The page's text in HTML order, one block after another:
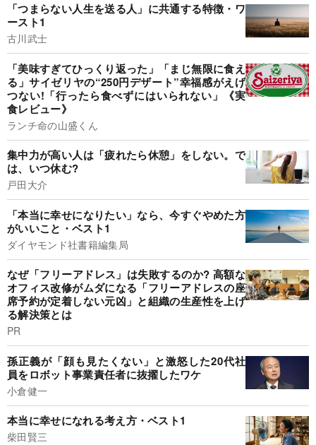
「つまらない人生を送る人」に共通する特徴・ワ
ースト1
古川武士
「美味すぎてひっくり返った」「まじ無限に食え
る」サイゼリヤの“250円デザート”幸福感がえげ
つない!「行ったら食べずにはいられない」《実
食レビュー》
ランチ命の山盛くん
集中力が高い人は「疲れたら休憩」をしない。で
は、いつ休む?
戸田大介
「本当に幸せになりたい」なら、今すぐやめた方
がいいこと・ベスト1
ダイヤモンド社書籍編集局
なぜ「フリーアドレス」は失敗するのか? 高額な
オフィス改修がムダになる「フリーアドレスの座
席予約が定着しない元凶」と組織の生産性を上げ
る解決策とは
PR
孫正義が「顔も見たくない」と激怒した20代社
員をロボット事業責任者に抜擢したワケ
小倉健一
本当に幸せになれる考え方・ベスト1
柴田賢三